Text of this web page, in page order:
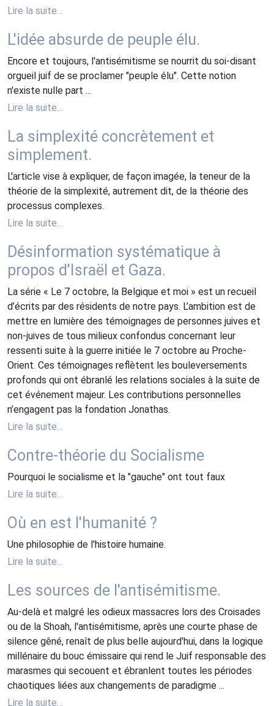
Lire la suite…
L'idée absurde de peuple élu.
Encore et toujours, l'antisémitisme se nourrit du soi-disant
orgueil juif de se proclamer "peuple élu". Cette notion
n'existe nulle part ...
Lire la suite…
La simplexité concrètement et
simplement.
L'article vise à expliquer, de façon imagée, la teneur de la
théorie de la simplexité, autrement dit, de la théorie des
processus complexes.
Lire la suite…
Désinformation systématique à
propos d'Israël et Gaza.
La série « Le 7 octobre, la Belgique et moi » est un recueil
d’écrits par des résidents de notre pays. L’ambition est de
mettre en lumière des témoignages de personnes juives et
non-juives de tous milieux confondus concernant leur
ressenti suite à la guerre initiée le 7 octobre au Proche-
Orient. Ces témoignages reflètent les bouleversements
profonds qui ont ébranlé les relations sociales à la suite de
cet événement majeur. Les contributions personnelles
n’engagent pas la fondation Jonathas.
Lire la suite…
Contre-théorie du Socialisme
Pourquoi le socialisme et la "gauche" ont tout faux
Lire la suite…
Où en est l'humanité ?
Une philosophie de l'histoire humaine.
Lire la suite…
Les sources de l'antisémitisme.
Au-delà et malgré les odieux massacres lors des Croisades
ou de la Shoah, l'antisémitisme, après une courte phase de
silence gêné, renaît de plus belle aujourd'hui, dans la logique
millénaire du bouc émissaire qui rend le Juif responsable des
marasmes qui secouent et ébranlent toutes les périodes
chaotiques liées aux changements de paradigme ...
Lire la suite…